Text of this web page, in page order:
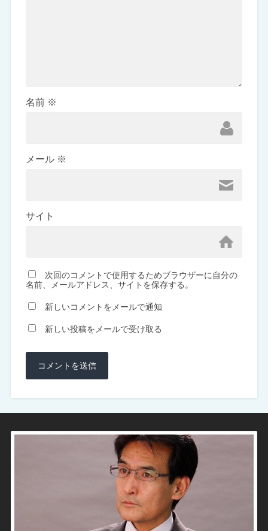
名前 ※
メール ※
サイト
次回のコメントで使用するためブラウザーに自分の
名前、メールアドレス、サイトを保存する。
新しいコメントをメールで通知
新しい投稿をメールで受け取る